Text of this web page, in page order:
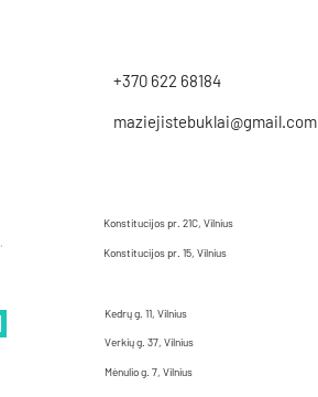
+370 622 68184
maziejistebuklai@gmail.com
Konstitucijos pr. 21C, Vilnius
Konstitucijos pr. 15, Vilnius
Kedrų g. 11, Vilnius
Verkių g. 37, Vilnius
Mėnulio g. 7, Vilnius